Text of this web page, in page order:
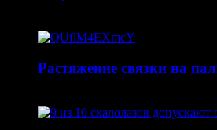
Растяжение связки на